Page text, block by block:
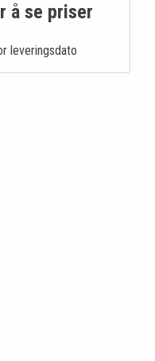
å se priser
leveringsdato